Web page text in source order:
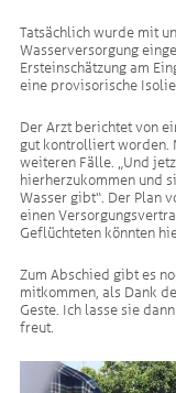
Tatsächlich wurde mit
Wasserversorgung
Ersteinschätzung am
eine provisorische
Der Arzt berichtet von
gut kontrolliert worden.
weiteren Fälle. „Und
hierherzukommen und
Wasser gibt“. Der Plan
einen
Geflüchteten könnten
Zum Abschied gibt es
mitkommen, als Dank
Geste. Ich lasse sie
freut.